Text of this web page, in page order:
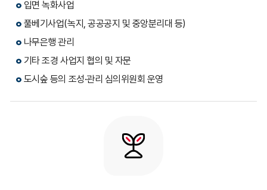
입면 녹화사업
풀베기사업(녹지, 공공공지 및 중앙분리대 등)
나무은행 관리
기타 조경 사업지 협의 및 자문
도시숲 등의 조성·관리 심의위원회 운영